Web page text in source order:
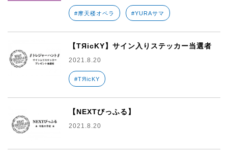
#摩天楼オペラ #YURAサマ
【TЯicKY】サイン入りステッカー当選者
2021.8.20
#TЯicKY
【NEXTびっふる】
2021.8.20